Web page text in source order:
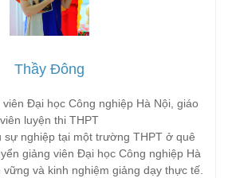
Thầy Đông
Đại học Công nghiệp Hà Nội, giáo
viên luyện thi THPT
sự nghiệp tại một trường THPT ở quê
giảng viên Đại học Công nghiệp Hà
và kinh nghiệm giảng dạy thực tế.